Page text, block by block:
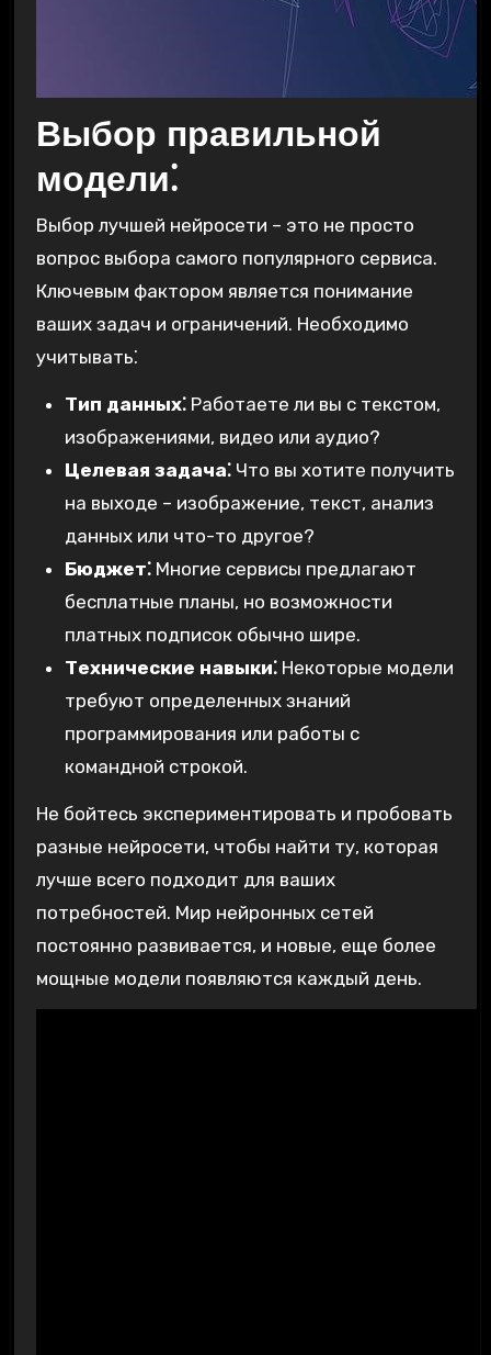
Выбор правильной
модели⁚
Выбор лучшей нейросети – это не просто
вопрос выбора самого популярного сервиса.
Ключевым фактором является понимание
ваших задач и ограничений. Необходимо
учитывать⁚
Тип данных⁚Работаете ли вы с текстом,
изображениями, видео или аудио?
Целевая задача⁚Что вы хотите получить
на выходе – изображение, текст, анализ
данных или что-то другое?
Бюджет⁚Многие сервисы предлагают
бесплатные планы, но возможности
платных подписок обычно шире.
Технические навыки⁚Некоторые модели
требуют определенных знаний
программирования или работы с
командной строкой.
Не бойтесь экспериментировать и пробовать
разные нейросети, чтобы найти ту, которая
лучше всего подходит для ваших
потребностей. Мир нейронных сетей
постоянно развивается, и новые, еще более
мощные модели появляются каждый день.